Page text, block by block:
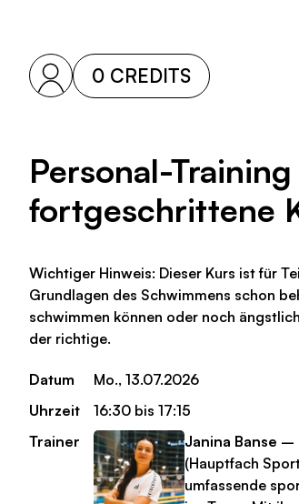
0 CREDITS
Personal-
fortgeschrittene
Wichtiger Hinweis: Dieser Kurs ist für
Grundlagen des Schwimmens schon
schwimmen können oder noch
der richtige.
Datum
Mo., 13.07.2026
Uhrzeit
16:30 bis 17:15
Trainer
Janina Banse –
(Hauptfach
umfassende